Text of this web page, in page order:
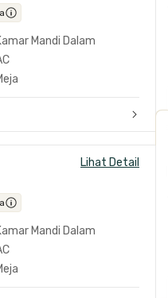
Mandi Dalam
Lihat Detail
Mandi Dalam